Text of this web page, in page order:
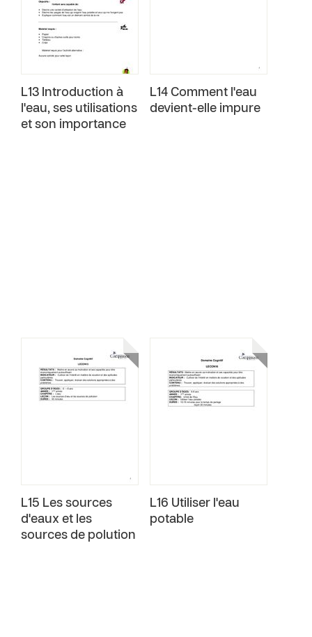
L13 Introduction à
l'eau, ses utilisations
et son importance
L14 Comment l'eau
devient-elle impure
L15 Les sources
d'eaux et les
sources de polution
L16 Utiliser l'eau
potable